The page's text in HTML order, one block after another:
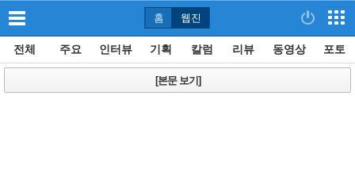
홈 웹진
전체 주요 인터뷰 기획 칼럼 리뷰 동영상 포토
[본문 보기]